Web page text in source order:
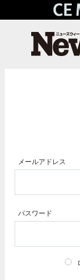
メールアドレス
パスワード